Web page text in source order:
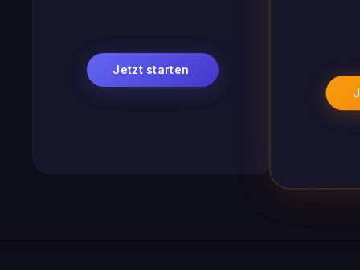
Jetzt starten